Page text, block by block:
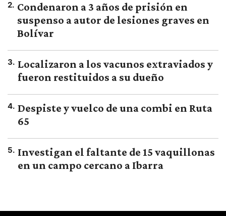
2. Condenaron a 3 años de prisión en
suspenso a autor de lesiones graves en
Bolívar
3. Localizaron a los vacunos extraviados y
fueron restituidos a su dueño
4. Despiste y vuelco de una combi en Ruta
65
5. Investigan el faltante de 15 vaquillonas
en un campo cercano a Ibarra